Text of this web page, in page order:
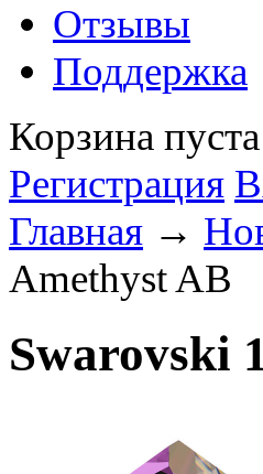
Отзывы
Поддержка
Корзина пуста
Регистрация
Главная →
Amethyst AB
Swarovski